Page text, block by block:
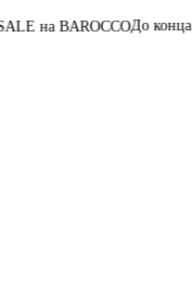
До конца акции07:10